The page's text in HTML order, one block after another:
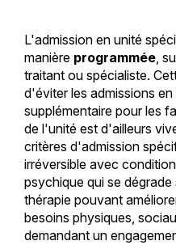
L'admission en unité
manière programmée,
traitant ou spécialiste.
d'éviter les admissions
supplémentaire pour les
de l'unité est d'ailleurs
critères d'admission
irréversible avec
psychique qui se
thérapie pouvant
besoins physiques,
demandant un